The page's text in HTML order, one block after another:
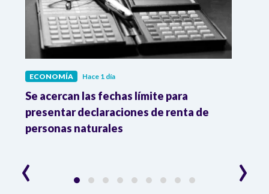
ECONOMÍA Hace 1 día
Se acercan las fechas límite para
presentar declaraciones de renta de
personas naturales
‹ ›